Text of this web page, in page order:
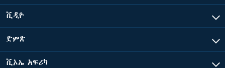
ቋንቋዎች
ቪዲዮ
ድምጽ
ቪኦኤ አፍሪካ